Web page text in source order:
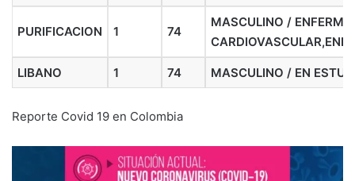
PURIFICACION 1 74
MASCULINO /
LIBANO 1 74 MASCULINO / EN
Reporte Covid 19 en Colombia